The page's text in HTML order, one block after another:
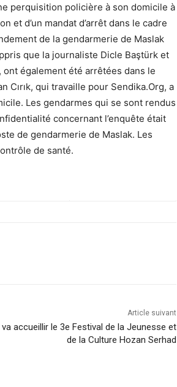
perquisition policière à son domicile à
et d’un mandat d’arrêt dans le cadre
de la gendarmerie de Maslak
que la journaliste Dicle Baştürk et
également été arrêtées dans le
Cırık, qui travaille pour Sendika.Org, a
Les gendarmes qui se sont rendus
concernant l’enquête était
de gendarmerie de Maslak. Les
de santé.
Article suivant
accueillir le 3e Festival de la Jeunesse et
de la Culture Hozan Serhad